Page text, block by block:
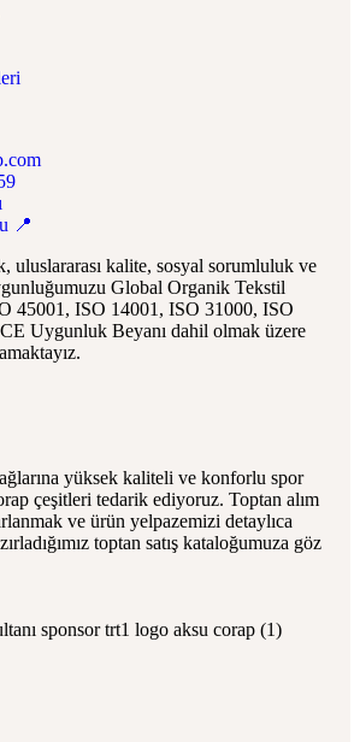
📍
kalite, sosyal sorumluluk ve
Global Organik Tekstil
45001, ISO 14001, ISO 31000, ISO
Uygunluk Beyanı dahil olmak üzere
ağlarına yüksek kaliteli ve konforlu spor
çeşitleri tedarik ediyoruz. Toptan alım
ve ürün yelpazemizi detaylıca
toptan satış kataloğumuza göz